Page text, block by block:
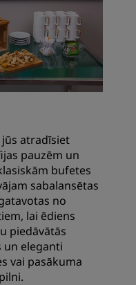
atradīsiet
pauzēm un
bufetes
sabalansētas
no
lai ēdiens
piedāvātās
un eleganti
vai pasākuma